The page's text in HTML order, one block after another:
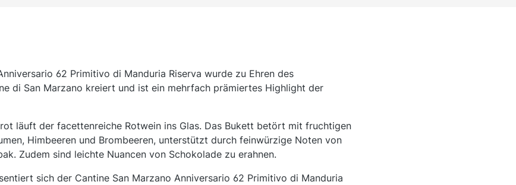
62 Primitivo di Manduria Riserva wurde zu Ehren des
di San Marzano kreiert und ist ein mehrfach prämiertes Highlight der
läuft der facettenreiche Rotwein ins Glas. Das Bukett betört mit fruchtigen
Himbeeren und Brombeeren, unterstützt durch feinwürzige Noten von
Zudem sind leichte Nuancen von Schokolade zu erahnen.
sich der Cantine San Marzano Anniversario 62 Primitivo di Manduria